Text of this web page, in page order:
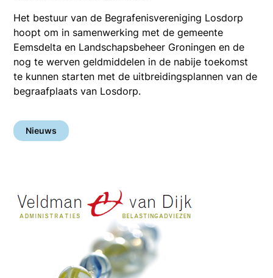
Het bestuur van de Begrafenisvereniging Losdorp
hoopt om in samenwerking met de gemeente
Eemsdelta en Landschapsbeheer Groningen en de
nog te werven geldmiddelen in de nabije toekomst
te kunnen starten met de uitbreidingsplannen van de
begraafplaats van Losdorp.
Nieuws